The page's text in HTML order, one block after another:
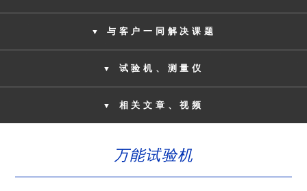
▼与客户一同解决课题
▼ 试验机、测量仪
▼ 相关文章、视频
万能试验机